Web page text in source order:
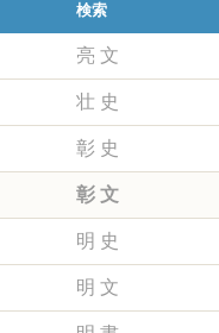
検索
亮 文
壮 史
彰 史
彰 文
明 史
明 文